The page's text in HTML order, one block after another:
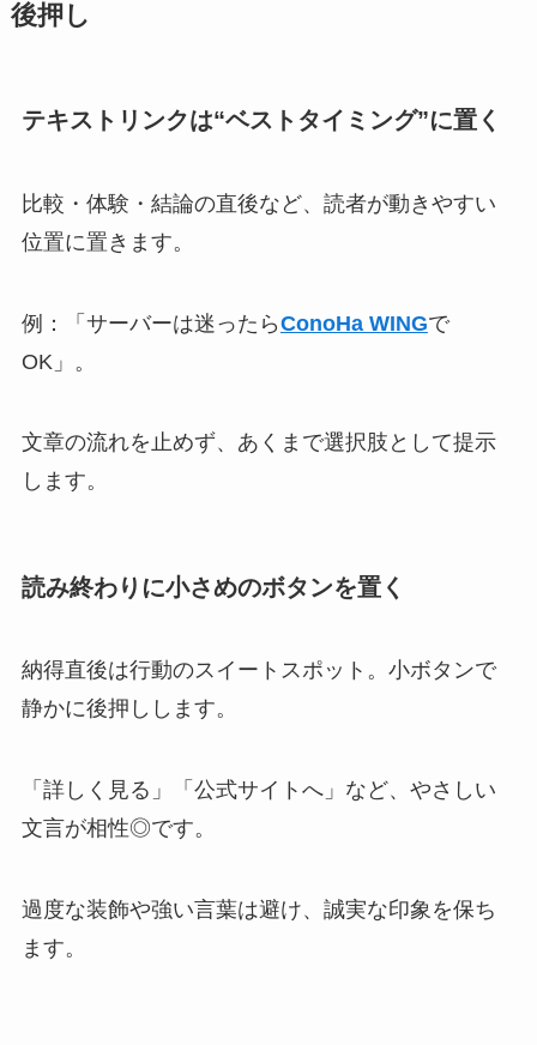
後押し
テキストリンクは“ベストタイミング”に置く
比較・体験・結論の直後など、読者が動きやすい
位置に置きます。
例：「サーバーは迷ったらConoHa WINGで
OK」。
文章の流れを止めず、あくまで選択肢として提示
します。
読み終わりに小さめのボタンを置く
納得直後は行動のスイートスポット。小ボタンで
静かに後押しします。
「詳しく見る」「公式サイトへ」など、やさしい
文言が相性◎です。
過度な装飾や強い言葉は避け、誠実な印象を保ち
ます。